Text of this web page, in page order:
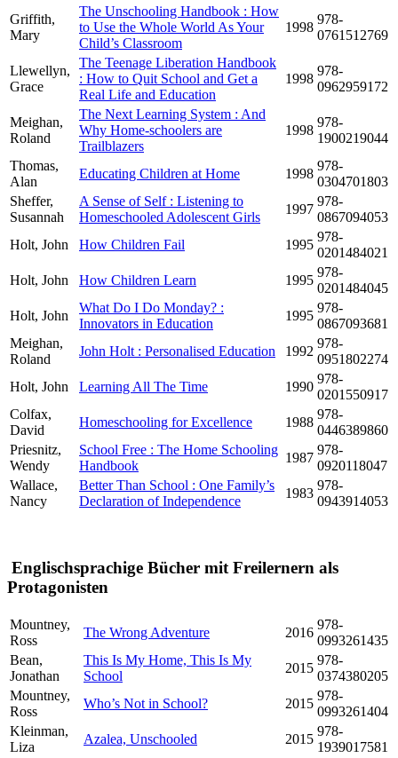
Griffith,
Mary
The Unschooling Handbook : How
to Use the Whole World As Your
Child’s Classroom
1998
978-
0761512769
Llewellyn,
Grace
The Teenage Liberation Handbook
: How to Quit School and Get a
Real Life and Education
1998
978-
0962959172
Meighan,
Roland
The Next Learning System : And
Why Home-schoolers are
Trailblazers
1998
978-
1900219044
Thomas,
Alan
Educating Children at Home 1998
978-
0304701803
Sheffer,
Susannah
A Sense of Self : Listening to
Homeschooled Adolescent Girls
1997
978-
0867094053
Holt, John
How Children Fail 1995
978-
0201484021
Holt, John
How Children Learn 1995
978-
0201484045
Holt, John
What Do I Do Monday? :
Innovators in Education
1995
978-
0867093681
Meighan,
Roland
John Holt : Personalised Education 1992
978-
0951802274
Holt, John
Learning All The Time 1990
978-
0201550917
Colfax,
David
Homeschooling for Excellence 1988
978-
0446389860
Priesnitz,
Wendy
School Free : The Home Schooling
Handbook
1987
978-
0920118047
Wallace,
Nancy
Better Than School : One Family’s
Declaration of Independence
1983
978-
0943914053
Englischsprachige Bücher mit Freilernern als
Protagonisten
Mountney,
Ross
The Wrong Adventure 2016
978-
0993261435
Bean,
Jonathan
This Is My Home, This Is My
School
2015
978-
0374380205
Mountney,
Ross
Who’s Not in School? 2015
978-
0993261404
Kleinman,
Liza
Azalea, Unschooled 2015
978-
1939017581